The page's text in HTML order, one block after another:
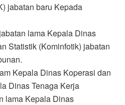
jabatan baru Kepada
lama Kepala Dinas
Statistik (Kominfotik) jabatan
Kepala Dinas Koperasi dan
Dinas Tenaga Kerja
lama Kepala Dinas